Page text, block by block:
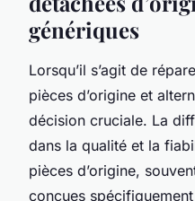
génériques
Lorsqu’il s’agit de
pièces d’origine et
décision cruciale. La
dans la qualité et la
pièces d’origine,
conçues